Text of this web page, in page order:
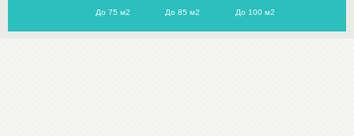
До 75 м2 До 85 м2 До 100 м2